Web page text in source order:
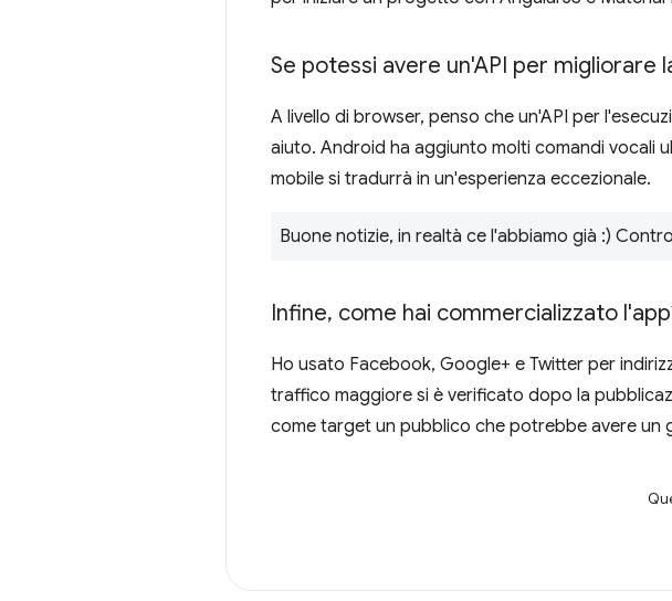
Se potessi avere un'API per migliorare
A livello di browser, penso che un'API per
aiuto. Android ha aggiunto molti comandi vocali
mobile si tradurrà in un'esperienza eccezionale.
Buone notizie, in realtà ce l'abbiamo già :)
Infine, come hai commercializzato
Ho usato Facebook, Google+ e Twitter per
traffico maggiore si è verificato dopo la
come target un pubblico che potrebbe avere un